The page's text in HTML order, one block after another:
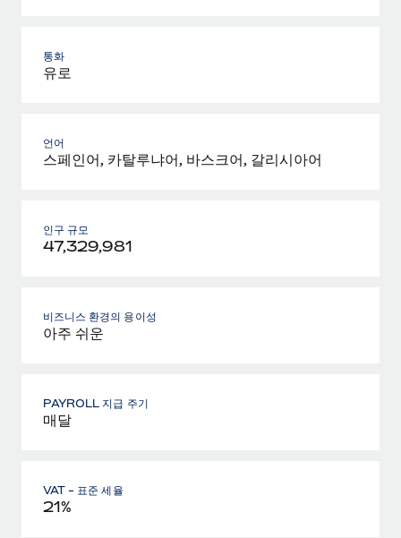
통화
유로
언어
스페인어, 카탈루냐어, 바스크어, 갈리시아어
인구 규모
47,329,981
비즈니스 환경의 용이성
아주 쉬운
PAYROLL 지급 주기
매달
VAT - 표준 세율
21%